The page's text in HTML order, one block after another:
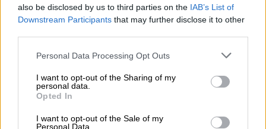
also be disclosed by us to third parties on the IAB’s List of
Downstream Participants that may further disclose it to other
Please note that this website/app uses one or more Google
not limited to your visit or usage behaviour. You may click to
grant or deny consent to Google and its third-party tags to
use your data for below specified purposes in below Google
consent section.
Personal Data Processing Opt Outs
I want to opt-out of the Sharing of my
personal data.
Opted In
I want to opt-out of the Sale of my
Personal Data.
Όπως αναφέρει το πρακτορείοReutersσε
τηλεγράφημα υπό τον τίτλο «ο ηγέτης των
αυτονομιστών στην ανατολική Ουκρανία
ανακοίνωσε την εκκένωση από κατοίκους»,
αξιωματούχους ή από το Κίεβο, ενώ ένας
μάρτυρας που επικαλείται το πρακτορείο
από την πρωτεύουσα της περιοχής, το